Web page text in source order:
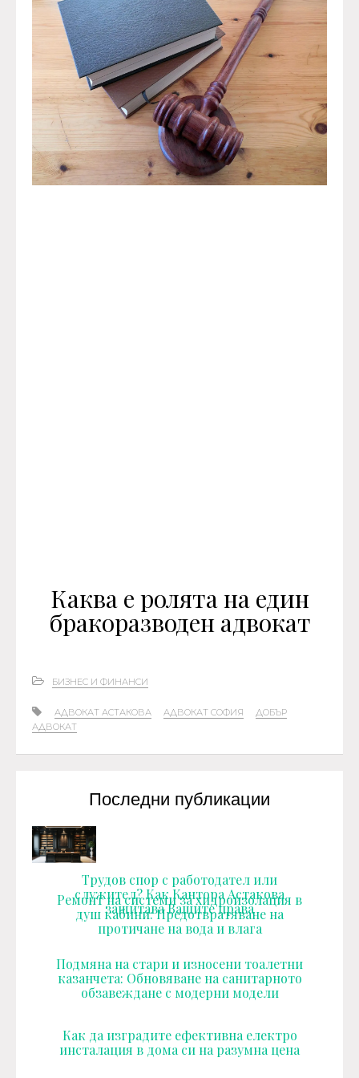
Каква е ролята на един
бракоразводен адвокат
БИЗНЕС И ФИНАНСИ
АДВОКАТ АСТАКОВА АДВОКАТ СОФИЯ
ДОБЪР
АДВОКАТ
Последни публикации
Трудов спор с работодател или
служител? Как Кантора Астакова
защитава Вашите права
Ремонт на системи за хидроизолация в
душ кабини: Предотвратяване на
протичане на вода и влага
Подмяна на стари и износени тоалетни
казанчета: Обновяване на санитарното
обзавеждане с модерни модели
Как да изградите ефективна електро
инсталация в дома си на разумна цена